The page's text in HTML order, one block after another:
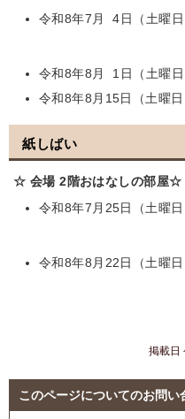
令和8年7月 4日（土曜日
令和8年8月 1日（土曜日
令和8年8月15日（土曜
紙しばい
☆ 会場 2階おはなしの部屋☆
令和8年7月25日（土曜
令和8年8月22日（土曜
掲載日
このページについてのお問い